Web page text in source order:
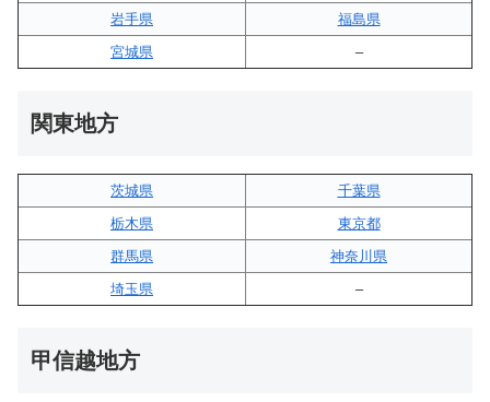
岩手県
福島県
宮城県
–
関東地方
茨城県
千葉県
栃木県
東京都
群馬県
神奈川県
埼玉県
–
甲信越地方